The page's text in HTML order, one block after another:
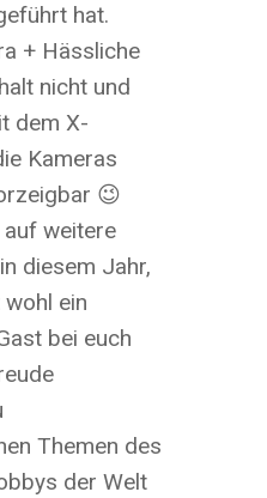
hat.
+ Hässliche
nicht und
dem X-
Kameras
😉
weitere
diesem Jahr,
ein
bei euch
Themen des
der Welt